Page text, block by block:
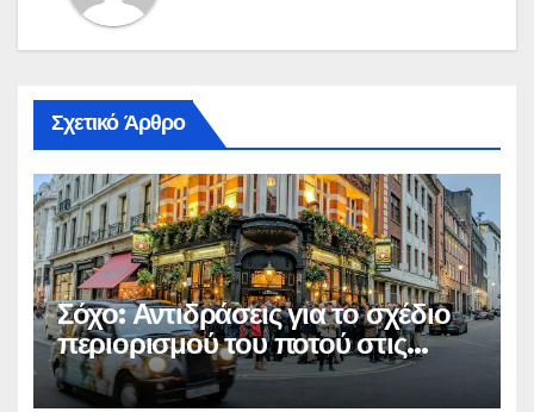
Σχετικό Άρθρο
Σόχο: Αντιδράσεις για το σχέδιο
περιορισμού του ποτού στις
παμπ